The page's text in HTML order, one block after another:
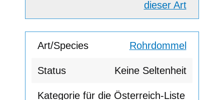
dieser Art
Rohrdommel
Keine Seltenheit